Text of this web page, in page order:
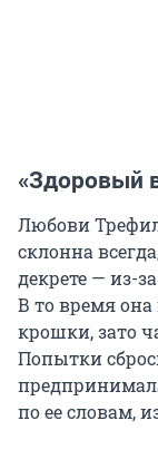
«Здоровый
Любови
склонна
декрете — из-
В то время она
крошки, зато
Попытки
по ее словам,